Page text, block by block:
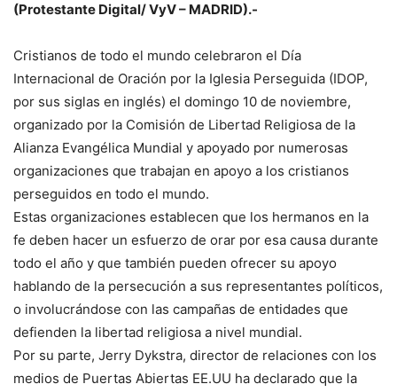
(Protestante Digital/ VyV – MADRID).-
Cristianos de todo el mundo celebraron el Día
Internacional de Oración por la Iglesia Perseguida (IDOP,
por sus siglas en inglés) el domingo 10 de noviembre,
organizado por la Comisión de Libertad Religiosa de la
Alianza Evangélica Mundial y apoyado por numerosas
organizaciones que trabajan en apoyo a los cristianos
perseguidos en todo el mundo.
Estas organizaciones establecen que los hermanos en la
fe deben hacer un esfuerzo de orar por esa causa durante
todo el año y que también pueden ofrecer su apoyo
hablando de la persecución a sus representantes políticos,
o involucrándose con las campañas de entidades que
defienden la libertad religiosa a nivel mundial.
Por su parte, Jerry Dykstra, director de relaciones con los
medios de Puertas Abiertas EE.UU ha declarado que la